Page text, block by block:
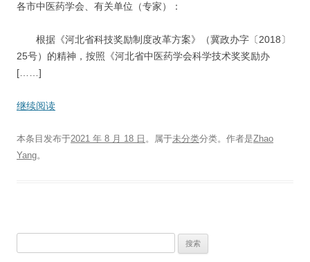
各市中医药学会、有关单位（专家）：
根据《河北省科技奖励制度改革方案》（冀政办字〔2018〕
25号）的精神，按照《河北省中医药学会科学技术奖奖励办
[……]
继续阅读
本条目发布于2021 年 8 月 18 日 。属于未分类分类。 作者是Zhao
Yang。